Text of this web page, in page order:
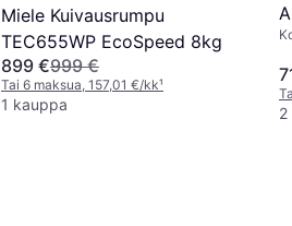
Miele Kuivausrumpu
TEC655WP EcoSpeed 8kg
899 €999 €
Tai 6 maksua, 157,01 €/kk¹
1 kauppa 2